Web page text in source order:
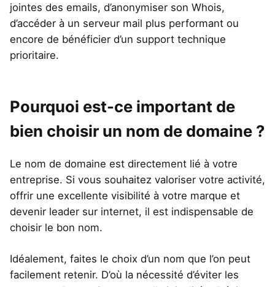
jointes des emails, d’anonymiser son Whois,
d’accéder à un serveur mail plus performant ou
encore de bénéficier d’un support technique
prioritaire.
Pourquoi est-ce important de
bien choisir un nom de domaine ?
Le nom de domaine est directement lié à votre
entreprise. Si vous souhaitez valoriser votre activité,
offrir une excellente visibilité à votre marque et
devenir leader sur internet, il est indispensable de
choisir le bon nom.
Idéalement, faites le choix d’un nom que l’on peut
facilement retenir. D’où la nécessité d’éviter les